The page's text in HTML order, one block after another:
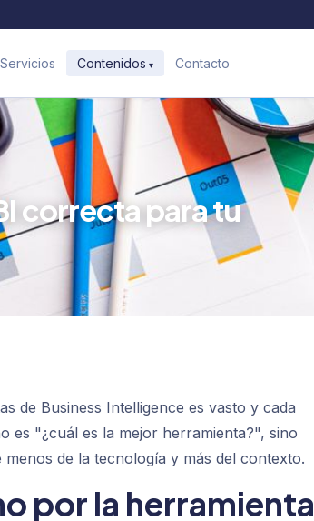
Servicios Contenidos Contacto
correcta para tu
de Business Intelligence es vasto y cada
es "¿cuál es la mejor herramienta?", sino
menos de la tecnología y más del contexto.
por la herramienta